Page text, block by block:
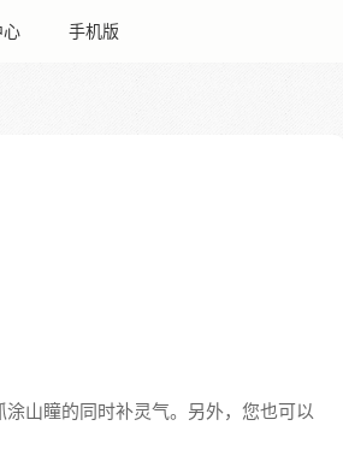
心 手机版
山瞳的同时补灵气。另外，您也可以